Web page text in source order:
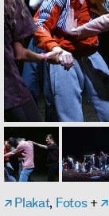
Plakat, Fotos+